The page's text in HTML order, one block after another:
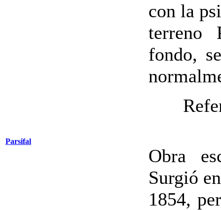
con la
terreno
fondo,
Parsifal
Obra
Surgió
1854,